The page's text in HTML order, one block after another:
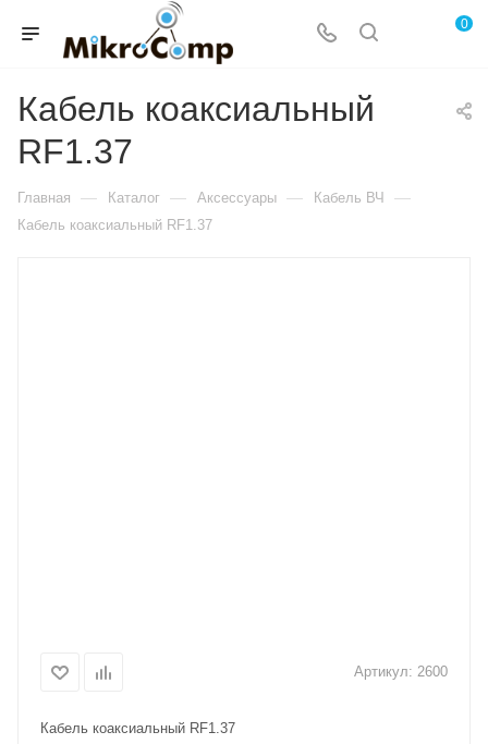
0
Кабель коаксиальный
RF1.37
Главная — Каталог — Аксессуары — Кабель ВЧ —
Кабель коаксиальный RF1.37
Артикул: 2600
Кабель коаксиальный RF1.37